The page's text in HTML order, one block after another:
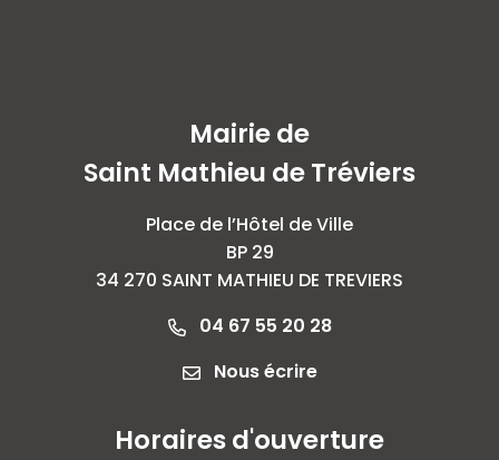
Mairie de
Saint Mathieu de Tréviers
Place de l’Hôtel de Ville
BP 29
34 270 SAINT MATHIEU DE TREVIERS
04 67 55 20 28
Nous écrire
Horaires d'ouverture